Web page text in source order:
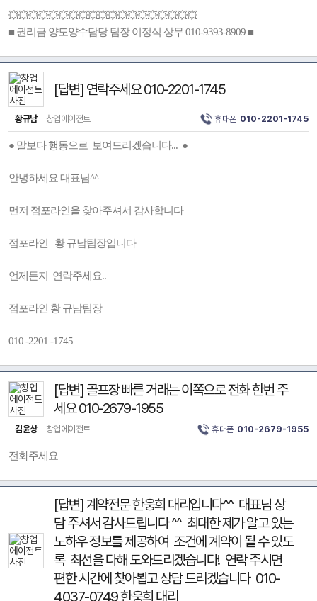
💥💥💥💥💥💥💥💥💥💥💥💥💥💥💥💥💥💥💥
■ 권리금 양도양수담당 팀장 이정식 상무 010-9393-8909 ■
[답변] 연락주세요 010-2201-1745
황규남 창업에이전트 휴대폰 010-2201-1745
● 말보다 행동으로 보여드리겠습니다... ●
안녕하세요 대표님^^
먼저 점포라인을 찾아주셔서 감사합니다
점포라인 황 규남팀장입니다
언제든지 연락주세요..
점포라인 황 규남팀장
010 -2201 -1745
[답변] 골프장 빠른 거래는 이쪽으로 전화 한번 주
세요 010-2679-1955
김윤상 창업에이전트 휴대폰 010-2679-1955
전화주세요
[답변] 계약전문 한웅희 대리입니다^^ 대표님 상
담 주셔서 감사드립니다 ^^ 최대한 제가 알고 있는
노하우 정보를 제공하여 조건에 계약이 될 수 있도
록 최선을 다해 도와드리겠습니다! 연락 주시면
편한 시간에 찾아뵙고 상담 드리겠습니다 010-
4037-0749 한웅희 대리